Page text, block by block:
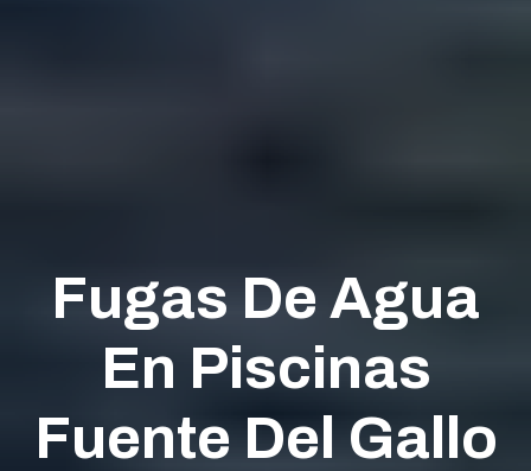
Fugas De Agua
En Piscinas
Fuente Del Gallo